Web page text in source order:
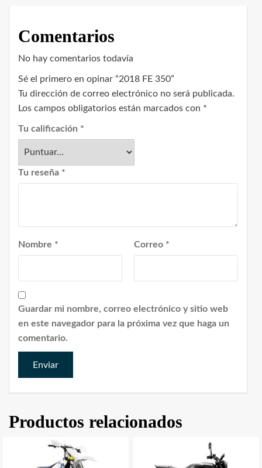
Comentarios
No hay comentarios todavía
Sé el primero en opinar “2018 FE 350”
Tu dirección de correo electrónico no será publicada.
Los campos obligatorios están marcados con *
Tu calificación *
Tu reseña *
Nombre * Correo *
Guardar mi nombre, correo electrónico y sitio web
en este navegador para la próxima vez que haga un
comentario.
Productos relacionados